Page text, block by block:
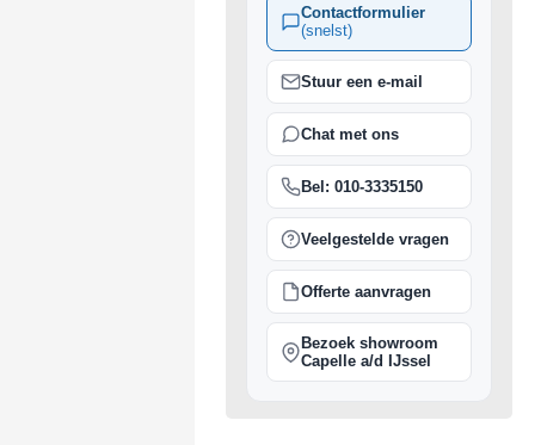
Contactformulier
(snelst)
Stuur een e-mail
Chat met ons
Bel: 010-3335150
Veelgestelde vragen
Offerte aanvragen
Bezoek showroom
Capelle a/d IJssel